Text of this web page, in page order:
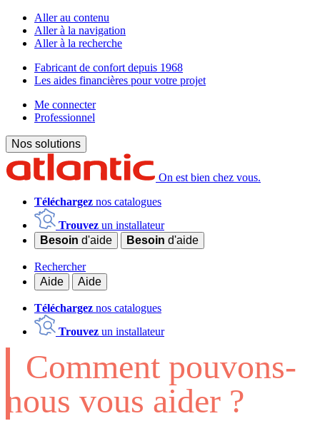
Aller au contenu
Aller à la navigation
Aller à la recherche
Fabricant de confort depuis 1968
Les aides financières pour votre projet
Me connecter
Professionnel
Nos solutions
On est bien chez vous.
Téléchargez nos catalogues
Trouvez un installateur
Besoin d'aide Besoin d'aide
Rechercher
Aide
Aide
Téléchargez nos catalogues
Trouvez un installateur
Comment pouvons-
nous vous aider ?